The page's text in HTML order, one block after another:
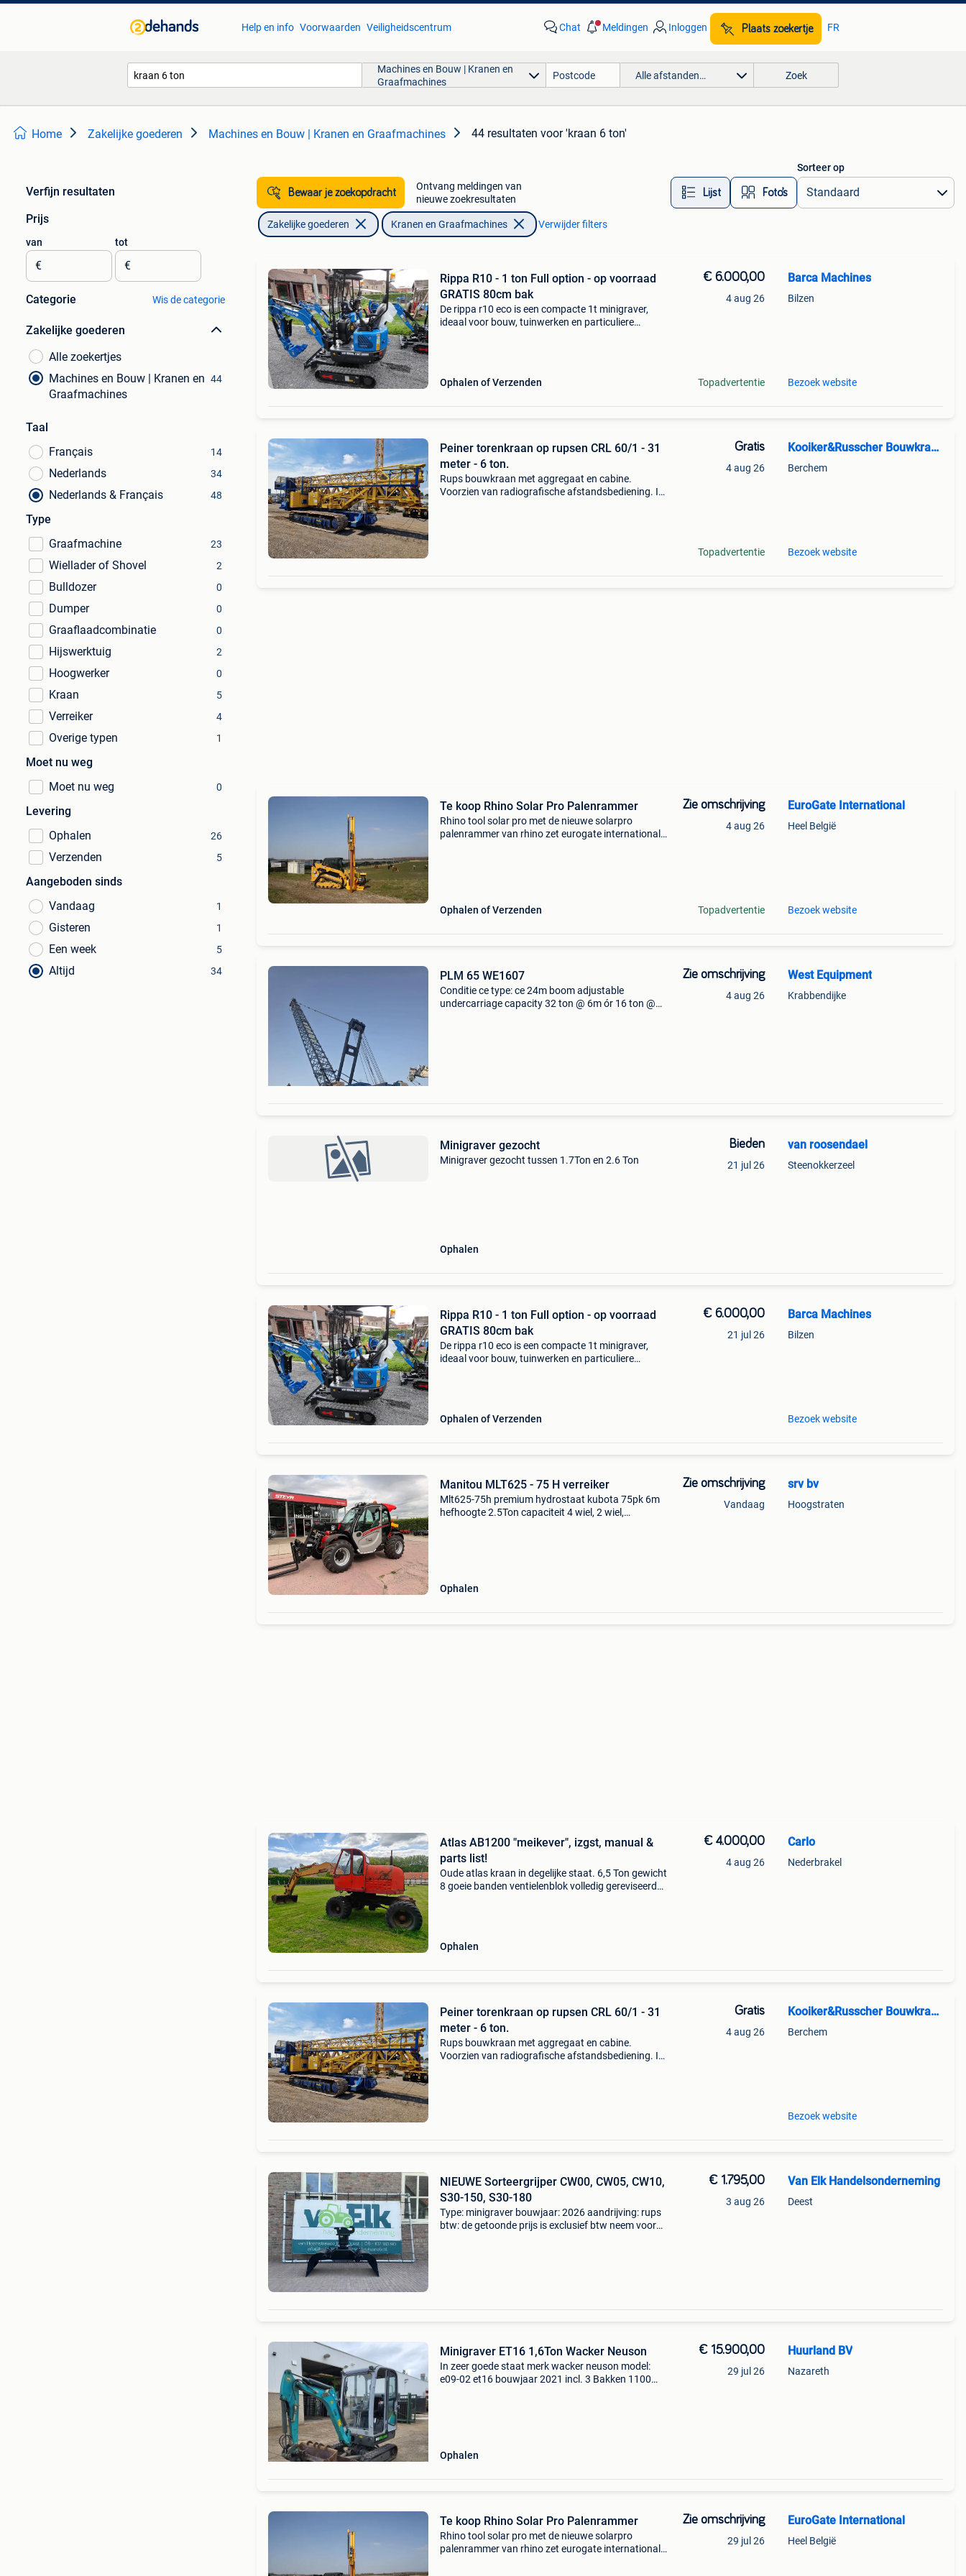
Help en info Voorwaarden Veiligheidscentrum Chat Meldingen Inloggen Plaats zoekertje FR
Machines en Bouw | Kranen en
Graafmachines
Alle afstanden… Zoek
Home Zakelijke goederen Machines en Bouw | Kranen en Graafmachines 44 resultaten voor 'kraan 6 ton'
Verfijn resultaten
Prijs
van
€
tot
€
Categorie Wis de categorie
Zakelijke goederen
Alle zoekertjes
Machines en Bouw | Kranen en
Graafmachines
44
Taal
Français
14
Nederlands 34
Nederlands & Français 48
Type
Graafmachine
23
Wiellader of Shovel 2
Bulldozer 0
Dumper 0
Graaflaadcombinatie 0
Hijswerktuig 2
Hoogwerker 0
Kraan 5
Verreiker 4
Overige typen 1
Moet nu weg
Moet nu weg
0
Levering
Ophalen
26
Verzenden 5
Aangeboden sinds
Vandaag
1
Gisteren 1
Een week 5
Altijd 34
Bewaar je zoekopdracht
Ontvang meldingen van
nieuwe zoekresultaten
Lijst Foto’s
Sorteer op
Zakelijke goederen Kranen en Graafmachines Verwijder filters
Rippa R10 - 1 ton Full option - op voorraad
GRATIS 80cm bak
De rippa r10 eco is een compacte 1t minigraver,
ideaal voor bouw, tuinwerken en particuliere
Ophalen of Verzenden
€ 6.000,00
4 aug 26
Topadvertentie
Barca Machines
Bilzen
Bezoek website
Peiner torenkraan op rupsen CRL 60/1 - 31
meter - 6 ton.
Rups bouwkraan met aggregaat en cabine.
Voorzien van radiografische afstandsbediening. In
Gratis
4 aug 26
Topadvertentie
Kooiker&Russcher Bouwkranen
Berchem
Bezoek website
Te koop Rhino Solar Pro Palenrammer
Rhino tool solar pro met de nieuwe solarpro
palenrammer van rhino zet eurogate international
Ophalen of Verzenden
Zie omschrijving
4 aug 26
Topadvertentie
EuroGate International
Heel België
Bezoek website
PLM 65 WE1607
Conditie ce type: ce 24m boom adjustable
undercarriage capacity 32 ton @ 6m ór 16 ton @
Zie omschrijving
4 aug 26
West Equipment
Krabbendijke
Minigraver gezocht
Minigraver gezocht tussen 1.7Ton en 2.6 Ton
Ophalen
Bieden
21 jul 26
van roosendael
Steenokkerzeel
Rippa R10 - 1 ton Full option - op voorraad
GRATIS 80cm bak
De rippa r10 eco is een compacte 1t minigraver,
ideaal voor bouw, tuinwerken en particuliere
Ophalen of Verzenden
€ 6.000,00
21 jul 26
Barca Machines
Bilzen
Bezoek website
Manitou MLT625 - 75 H verreiker
Mlt625-75h premium hydrostaat kubota 75pk 6m
hefhoogte 2.5Ton capaciteit 4 wiel, 2 wiel,
Ophalen
Zie omschrijving
Vandaag
srv bv
Hoogstraten
Atlas AB1200 "meikever", izgst, manual &
parts list!
Oude atlas kraan in degelijke staat. 6,5 Ton gewicht
8 goeie banden ventielenblok volledig gereviseerd
Ophalen
€ 4.000,00
4 aug 26
Carlo
Nederbrakel
Peiner torenkraan op rupsen CRL 60/1 - 31
meter - 6 ton.
Rups bouwkraan met aggregaat en cabine.
Voorzien van radiografische afstandsbediening. In
Gratis
4 aug 26
Kooiker&Russcher Bouwkranen
Berchem
Bezoek website
NIEUWE Sorteergrijper CW00, CW05, CW10,
S30-150, S30-180
Type: minigraver bouwjaar: 2026 aandrijving: rups
btw: de getoonde prijs is exclusief btw neem voor
€ 1.795,00
3 aug 26
Van Elk Handelsonderneming
Deest
Minigraver ET16 1,6Ton Wacker Neuson
In zeer goede staat merk wacker neuson model:
e09-02 et16 bouwjaar 2021 incl. 3 Bakken 1100
Ophalen
€ 15.900,00
29 jul 26
Huurland BV
Nazareth
Te koop Rhino Solar Pro Palenrammer
Rhino tool solar pro met de nieuwe solarpro
palenrammer van rhino zet eurogate international
Zie omschrijving
29 jul 26
EuroGate International
Heel België